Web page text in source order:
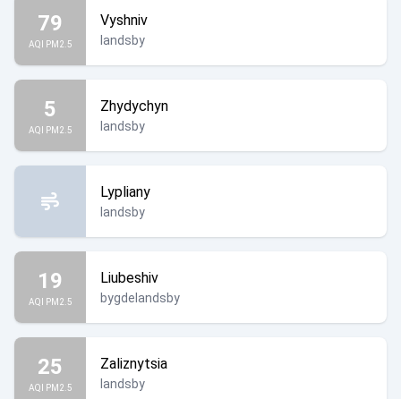
79
AQI PM2.5
Vyshniv
landsby
5
AQI PM2.5
Zhydychyn
landsby
Lypliany
landsby
19
AQI PM2.5
Liubeshiv
bygdelandsby
25
AQI PM2.5
Zaliznytsia
landsby